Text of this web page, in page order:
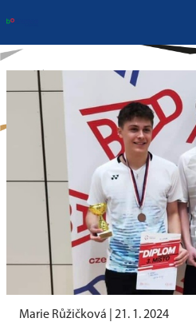
Marie Růžičková | 21. 1. 2024